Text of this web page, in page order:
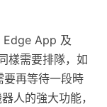
Edge App 及
樣需要排隊，如
要再等待一段時
人的強大功能，